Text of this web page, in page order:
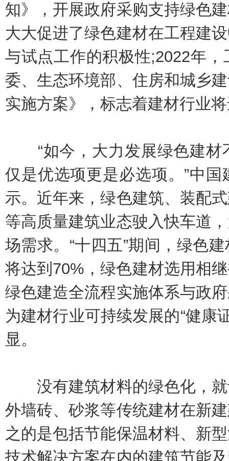
知》，开展政府采购支持绿色
大大促进了绿色建材在工程建
与试点工作的积极性;2022年
委、生态环境部、住房和城乡
实施方案》，标志着建材行业
“如今，大力发展绿色建材
仅是优选项更是必选项。”中
示。近年来，绿色建筑、装配
等高质量建筑业态驶入快车道
场需求。“十四五”期间，绿色
将达到70%，绿色建材选用相
绿色建造全流程实施体系与政
为建材行业可持续发展的“健康
显。
没有建筑材料的绿色化，就
外墙砖、砂浆等传统建材在新
之的是包括节能保温材料、新
技术解决方案在内的建筑节能